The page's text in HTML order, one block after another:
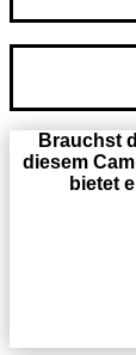
Brauchst
diesem
bietet